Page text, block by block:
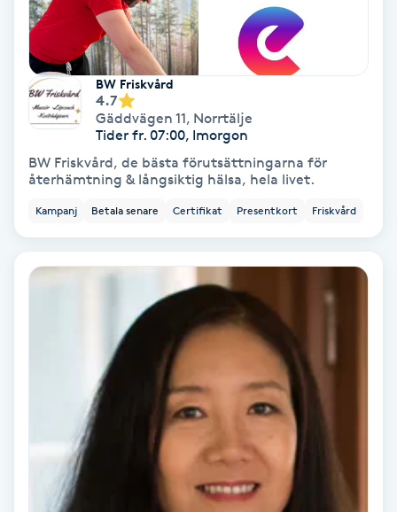
Friskvård
Friskvårdsmassage
Frisör
Funktionsanalys
Färgning
Gellack med förstärkning
BW Friskvård
4.7
Gäddvägen 11, Norrtälje
Tider fr. 07:00, Imorgon
BW Friskvård, de bästa förutsättningarna för
återhämtning & långsiktig hälsa, hela livet.
Kampanj Betala senare Certifikat Presentkort Friskvård